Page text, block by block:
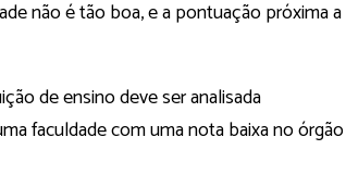
não é tão boa, e a pontuação próxima a
de ensino deve ser analisada
faculdade com uma nota baixa no órgão